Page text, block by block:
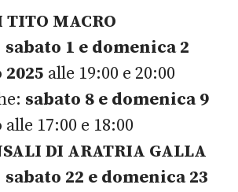
TITO MACRO
sabato 1 e domenica 2
alle 19:00 e 20:00
sabato 8 e domenica 9
alle 17:00 e 18:00
DI ARATRIA GALLA
sabato 22 e domenica 23